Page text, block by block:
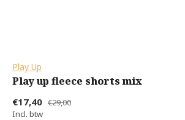
Play Up
Play up fleece shorts mix
€17,40 €29,00
Incl. btw